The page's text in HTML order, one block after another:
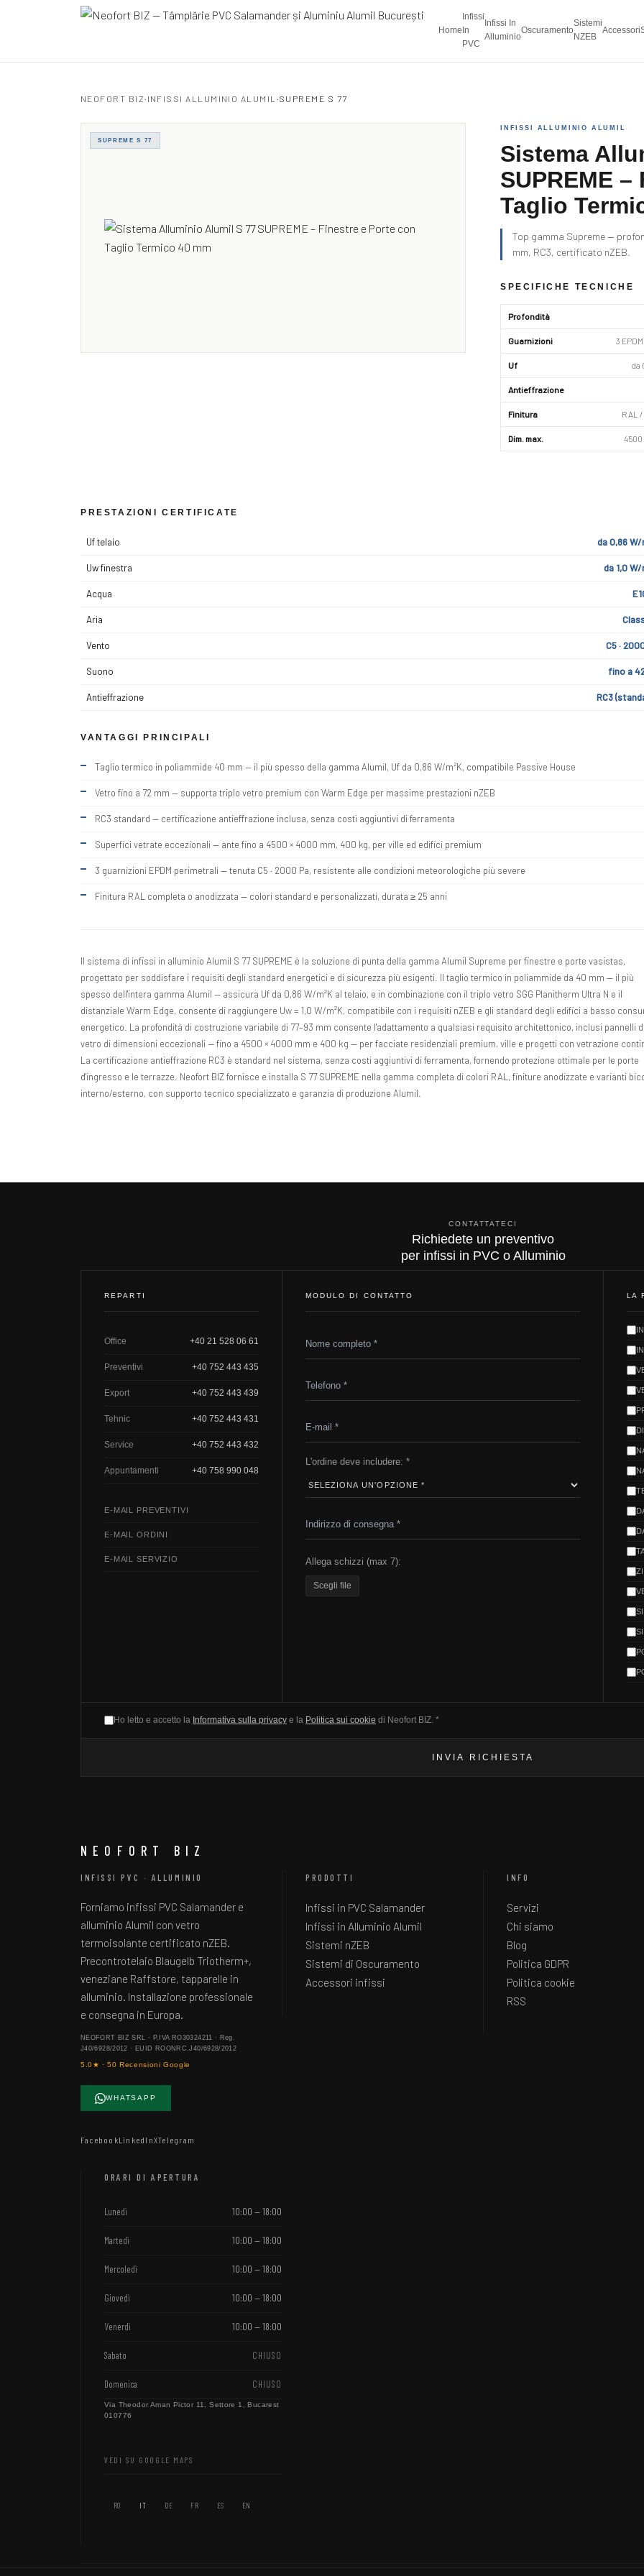
Neofort BIZ
Home
Infissi
In
PVC
Infissi In
Alluminio
Oscuramento
Sistemi
NZEB
Accessori
NEOFORT BIZ· INFISSI ALLUMINIO ALUMIL ·SUPREME S 77
SUPREME S 77
INFISSI ALLUMINIO ALUMIL
Sistema
SUPREME
Taglio
Top gamma Supreme —
mm, RC3, certificato nZEB.
SPECIFICHE TECNICHE
Profondità
Guarnizioni 3
Uf da
Antieffrazione
Finitura RAL
Dim. max. 4500
PRESTAZIONI CERTIFICATE
Uf telaio da 0,86 W/
Uw finestra da 1,0 W/
Acqua
Aria
Vento C5 ·
Suono fino a
Antieffrazione RC3
VANTAGGI PRINCIPALI
Taglio termico in poliammide 40 mm — il più spesso della gamma Alumil, Uf da 0,86 W/m²K, compatibile Passive House
Vetro fino a 72 mm — supporta triplo vetro premium con Warm Edge per massime prestazioni nZEB
RC3 standard — certificazione antieffrazione inclusa, senza costi aggiuntivi di ferramenta
Superfici vetrate eccezionali — ante fino a 4500 × 4000 mm, 400 kg, per ville ed edifici premium
3 guarnizioni EPDM perimetrali — tenuta C5 · 2000 Pa, resistente alle condizioni meteorologiche più severe
Finitura RAL completa o anodizzata — colori standard e personalizzati, durata ≥ 25 anni
Il sistema di infissi in alluminio Alumil S 77 SUPREME è la soluzione di punta della gamma Alumil Supreme per finestre e porte vasistas,
progettato per soddisfare i requisiti degli standard energetici e di sicurezza più esigenti. Il taglio termico in poliammide da 40 mm — il più
spesso dell'intera gamma Alumil — assicura Uf da 0,86 W/m²K al telaio, e in combinazione con il triplo vetro SGG Planitherm Ultra N e il
distanziale Warm Edge, consente di raggiungere Uw = 1,0 W/m²K, compatibile con i requisiti nZEB e gli standard degli edifici a basso
energetico. La profondità di costruzione variabile di 77–93 mm consente l'adattamento a qualsiasi requisito architettonico, inclusi pannelli
vetro di dimensioni eccezionali — fino a 4500 × 4000 mm e 400 kg — per facciate residenziali premium, ville e progetti con vetrazione
La certificazione antieffrazione RC3 è standard nel sistema, senza costi aggiuntivi di ferramenta, fornendo protezione ottimale per le porte
d'ingresso e le terrazze. Neofort BIZ fornisce e installa S 77 SUPREME nella gamma completa di colori RAL, finiture anodizzate e varianti
interno/esterno, con supporto tecnico specializzato e garanzia di produzione Alumil.
CONTATTATECI
Richiedete un preventivo
per infissi in PVC o Alluminio
REPARTI
Office +40 21 528 06 61
Preventivi +40 752 443 435
Export +40 752 443 439
Tehnic +40 752 443 431
Service +40 752 443 432
Appuntamenti +40 758 990 048
E-MAIL PREVENTIVI
E-MAIL ORDINI
E-MAIL SERVIZIO
MODULO DI CONTATTO
L'ordine deve includere: *
Allega schizzi (max 7):
Scegli file
LA
Ho letto e accetto la Informativa sulla privacy e la Politica sui cookie di Neofort BIZ. *
INVIA RICHIESTA
NEOFORT BIZ
INFISSI PVC · ALLUMINIO
Forniamo infissi PVC Salamander e
alluminio Alumil con vetro
termoisolante certificato nZEB.
Precontrotelaio Blaugelb Triotherm+,
veneziane Raffstore, tapparelle in
alluminio. Installazione professionale
e consegna in Europa.
NEOFORT BIZ SRL · P.IVA RO30324211 · Reg.
J40/6928/2012 · EUID ROONRC.J40/6928/2012
5.0★ · 50 Recensioni Google
WHATSAPP
FacebookLinkedInXTelegram
PRODOTTI
Infissi in PVC Salamander
Infissi in Alluminio Alumil
Sistemi nZEB
Sistemi di Oscuramento
Accessori infissi
INFO
Servizi
Chi siamo
Blog
Politica GDPR
Politica cookie
RSS
ORARI DI APERTURA
Lunedì 10:00 — 18:00
Martedì 10:00 — 18:00
Mercoledì 10:00 — 18:00
Giovedì 10:00 — 18:00
Venerdì 10:00 — 18:00
Sabato CHIUSO
Domenica CHIUSO
Via Theodor Aman Pictor 11, Settore 1, Bucarest
010776
VEDI SU GOOGLE MAPS
RO IT DE FR ES EN